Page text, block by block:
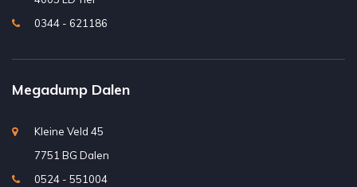
0344 - 621186
Megadump Dalen
Kleine Veld 45
7751 BG Dalen
0524 - 551004